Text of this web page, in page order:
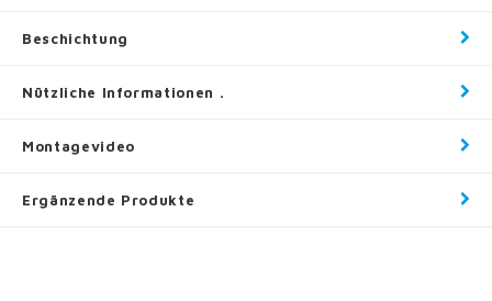
Beschichtung
Nützliche Informationen .
Montagevideo
Ergänzende Produkte